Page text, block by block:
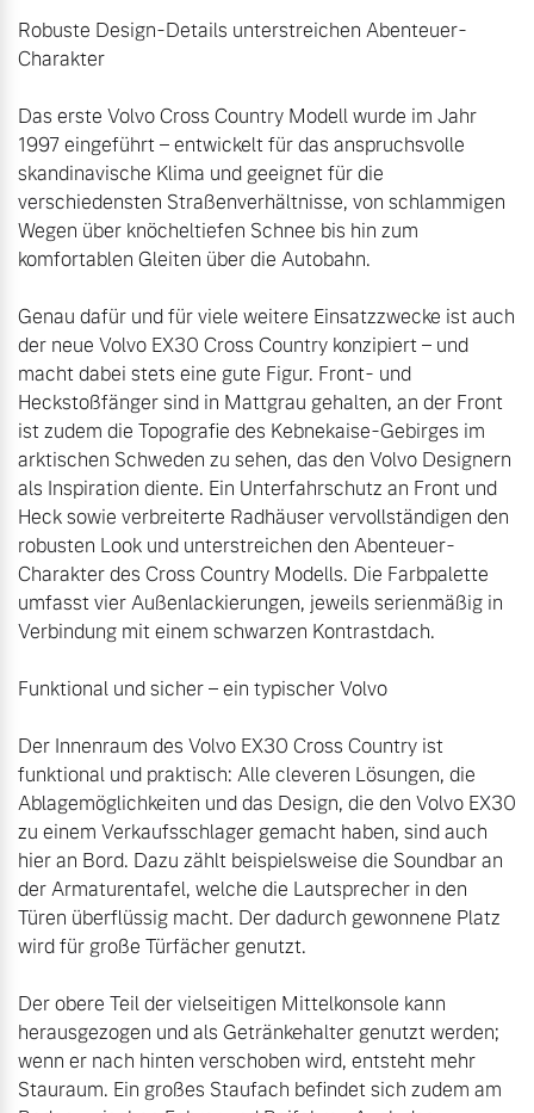
Robuste Design-Details unterstreichen Abenteuer-
Charakter
Das erste Volvo Cross Country Modell wurde im Jahr
1997 eingeführt – entwickelt für das anspruchsvolle
skandinavische Klima und geeignet für die
verschiedensten Straßenverhältnisse, von schlammigen
Wegen über knöcheltiefen Schnee bis hin zum
komfortablen Gleiten über die Autobahn.
Genau dafür und für viele weitere Einsatzzwecke ist auch
der neue Volvo EX30 Cross Country konzipiert – und
macht dabei stets eine gute Figur. Front- und
Heckstoßfänger sind in Mattgrau gehalten, an der Front
ist zudem die Topografie des Kebnekaise-Gebirges im
arktischen Schweden zu sehen, das den Volvo Designern
als Inspiration diente. Ein Unterfahrschutz an Front und
Heck sowie verbreiterte Radhäuser vervollständigen den
robusten Look und unterstreichen den Abenteuer-
Charakter des Cross Country Modells. Die Farbpalette
umfasst vier Außenlackierungen, jeweils serienmäßig in
Verbindung mit einem schwarzen Kontrastdach.
Funktional und sicher – ein typischer Volvo
Der Innenraum des Volvo EX30 Cross Country ist
funktional und praktisch: Alle cleveren Lösungen, die
Ablagemöglichkeiten und das Design, die den Volvo EX30
zu einem Verkaufsschlager gemacht haben, sind auch
hier an Bord. Dazu zählt beispielsweise die Soundbar an
der Armaturentafel, welche die Lautsprecher in den
Türen überflüssig macht. Der dadurch gewonnene Platz
wird für große Türfächer genutzt.
Der obere Teil der vielseitigen Mittelkonsole kann
herausgezogen und als Getränkehalter genutzt werden;
wenn er nach hinten verschoben wird, entsteht mehr
Stauraum. Ein großes Staufach befindet sich zudem am